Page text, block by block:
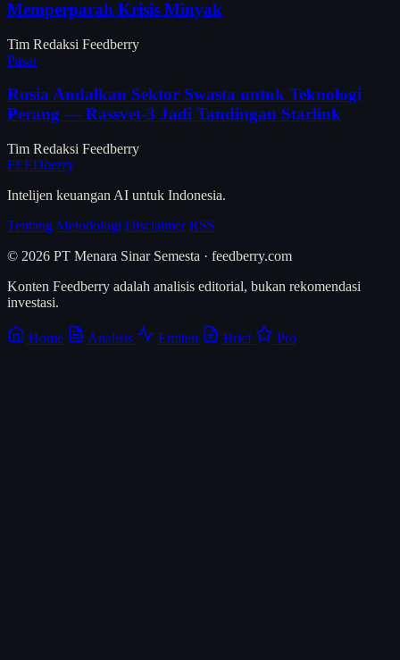
Memperparah Krisis Minyak
Tim Redaksi Feedberry
Pasar
Rusia Andalkan Sektor Swasta untuk Teknologi
Perang — Rassvet-3 Jadi Tandingan Starlink
Tim Redaksi Feedberry
FEEDberry
Intelijen keuangan AI untuk Indonesia.
Tentang Metodologi Disclaimer RSS
© 2026 PT Menara Sinar Semesta · feedberry.com
Konten Feedberry adalah analisis editorial, bukan rekomendasi
investasi.
Home Analisis Emiten Brief Pro